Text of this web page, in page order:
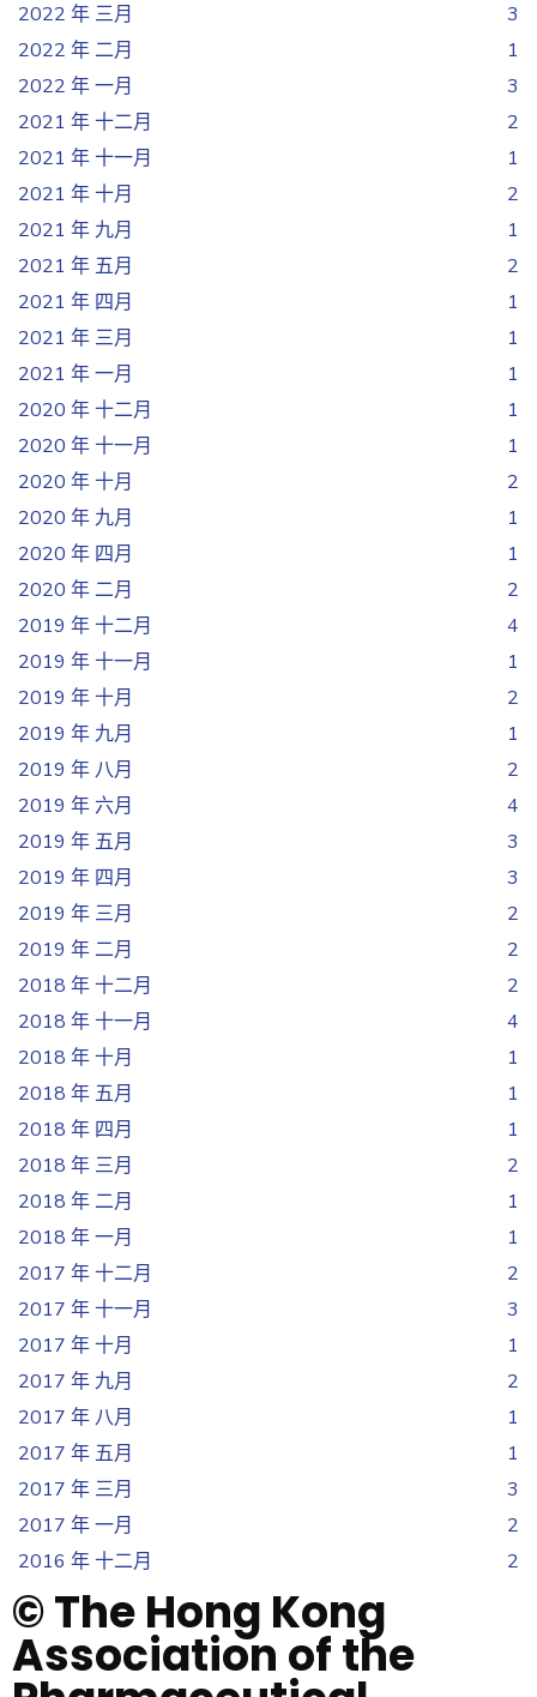
2022 年 三月
3
2022 年 二月
1
2022 年 一月
3
2021 年 十二月
2
2021 年 十一月
1
2021 年 十月
2
2021 年 九月
1
2021 年 五月
2
2021 年 四月
1
2021 年 三月
1
2021 年 一月
1
2020 年 十二月
1
2020 年 十一月
1
2020 年 十月
2
2020 年 九月
1
2020 年 四月
1
2020 年 二月
2
2019 年 十二月
4
2019 年 十一月
1
2019 年 十月
2
2019 年 九月
1
2019 年 八月
2
2019 年 六月
4
2019 年 五月
3
2019 年 四月
3
2019 年 三月
2
2019 年 二月
2
2018 年 十二月
2
2018 年 十一月
4
2018 年 十月
1
2018 年 五月
1
2018 年 四月
1
2018 年 三月
2
2018 年 二月
1
2018 年 一月
1
2017 年 十二月
2
2017 年 十一月
3
2017 年 十月
1
2017 年 九月
2
2017 年 八月
1
2017 年 五月
1
2017 年 三月
3
2017 年 一月
2
2016 年 十二月
2
© The Hong Kong
Association of the